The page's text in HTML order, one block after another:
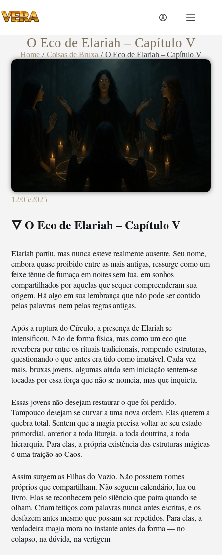
O Eco de Elariah – Capítulo V
Home / Coisas de Bruxa / O Eco de Elariah – Capítulo V
12/05/2025
🜄 O Eco de Elariah – Capítulo V
Elariah partiu, mas nunca esteve realmente ausente. Seu nome,
embora quase proibido entre as mais antigas, ressurge como um
feixe tênue de fumaça em noites sem lua, em sonhos
compartilhados por aquelas que sequer compreenderam sua
origem. Há algo em sua lembrança que não pode ser contido
pelas palavras, nem pelas regras antigas.
Após a ruptura do Círculo, a presença de Elariah se
intensificou. Não de forma física, mas como um eco que
reverbera por entre os rituais tradicionais, rompendo estruturas,
questionando o que antes era tido como imutável. Cada vez
mais, bruxas jovens, algumas ainda sem iniciação sentem-se
tocadas por essa força que não se nomeia, mas que inquieta.
Essas jovens não desejam restaurar o que foi perdido.
Tampouco desejam se curvar a uma nova ordem. Elas querem a
quebra total. Sentem que a magia precisa voltar ao seu estado
primordial, anterior a toda liturgia, a toda doutrina, a toda
hierarquia. Para elas, a própria existência das estruturas mágicas
é uma traição ao Caos.
Assim surgem as Filhas do Vazio. Não possuem nomes
próprios que compartilham. Não seguem calendário, lua ou
livro. Elas se reconhecem pelo silêncio que paira quando se
olham. Criam feitiços com palavras nunca antes escritas, e os
desfazem antes mesmo que possam ser repetidos. Para elas, a
verdadeira magia mora no instante antes da forma — no
colapso, na dúvida, na vertigem.